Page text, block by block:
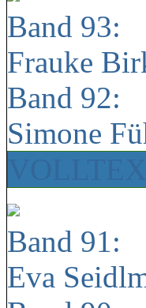
Band 93:
Frauke
Band 92:
Simone
Band 91:
Eva